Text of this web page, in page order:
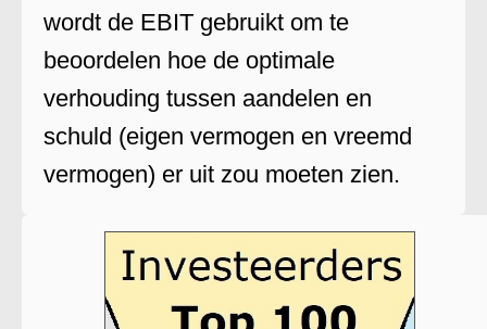
wordt de EBIT gebruikt om te
beoordelen hoe de optimale
verhouding tussen aandelen en
schuld (eigen vermogen en vreemd
vermogen) er uit zou moeten zien.